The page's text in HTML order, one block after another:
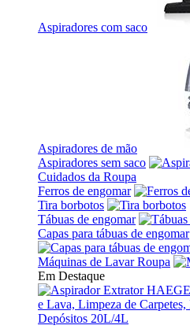
Aspiradores com saco
Aspiradores de mão
Aspiradores sem saco
Cuidados da Roupa
Ferros de engomar
Tira borbotos
Tábuas de engomar
Capas para tábuas de engomar
Máquinas de Lavar Roupa
Em Destaque